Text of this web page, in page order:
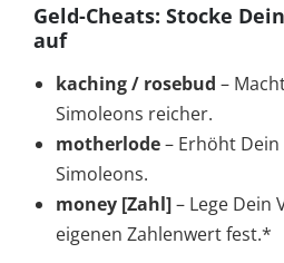
Geld-Cheats: Stocke
auf
kaching / rosebud –
Simoleons reicher.
motherlode– Erhöht
Simoleons.
money [Zahl]– Lege Dein
eigenen Zahlenwert fest.*